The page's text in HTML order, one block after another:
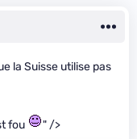
la Suisse utilise pas
fou " />